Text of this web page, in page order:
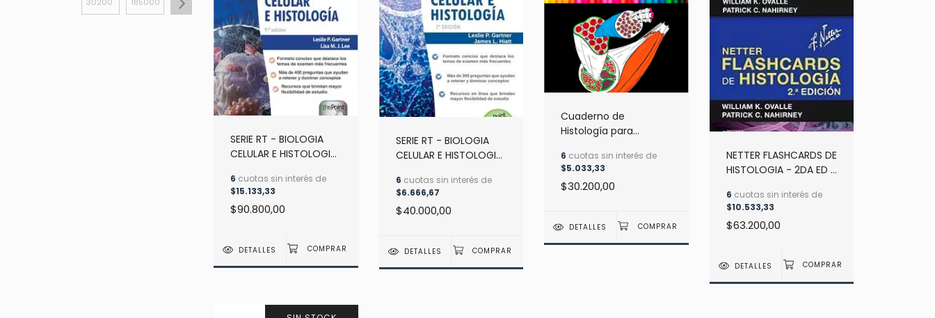
SERIE RT - BIOLOGIA
CELULAR E HISTOLOGIA
6 cuotas sin interés de
$15.133,33
$90.800,00
DETALLES
SERIE RT - BIOLOGIA
CELULAR E HISTOLOGIA
6 cuotas sin interés de
$6.666,67
$40.000,00
DETALLES
Cuaderno de
Histología para
Garza, R.
6 cuotas sin interés de
$5.033,33
$30.200,00
DETALLES
NETTER FLASHCARDS DE
HISTOLOGIA - 2DA ED -
P.
6 cuotas sin interés de
$10.533,33
$63.200,00
DETALLES